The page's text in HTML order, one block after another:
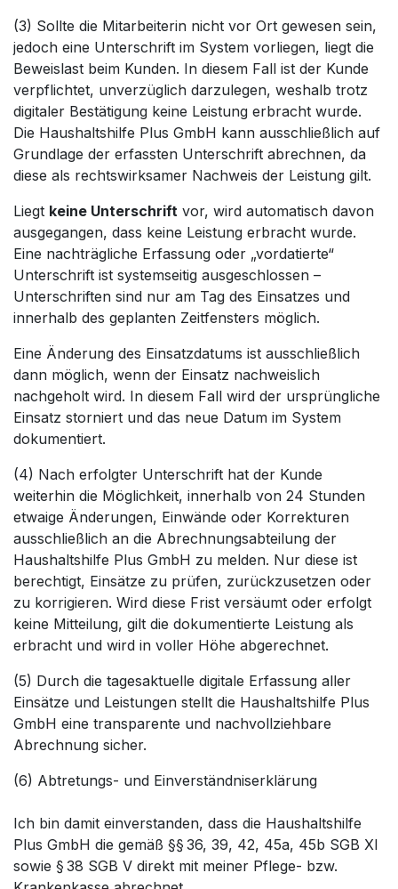
(3) Sollte die Mitarbeiterin nicht vor Ort gewesen sein,
jedoch eine Unterschrift im System vorliegen, liegt die
Beweislast beim Kunden. In diesem Fall ist der Kunde
verpflichtet, unverzüglich darzulegen, weshalb trotz
digitaler Bestätigung keine Leistung erbracht wurde.
Die Haushaltshilfe Plus GmbH kann ausschließlich auf
Grundlage der erfassten Unterschrift abrechnen, da
diese als rechtswirksamer Nachweis der Leistung gilt.
Liegt keine Unterschrift vor, wird automatisch davon
ausgegangen, dass keine Leistung erbracht wurde.
Eine nachträgliche Erfassung oder „vordatierte“
Unterschrift ist systemseitig ausgeschlossen –
Unterschriften sind nur am Tag des Einsatzes und
innerhalb des geplanten Zeitfensters möglich.
Eine Änderung des Einsatzdatums ist ausschließlich
dann möglich, wenn der Einsatz nachweislich
nachgeholt wird. In diesem Fall wird der ursprüngliche
Einsatz storniert und das neue Datum im System
dokumentiert.
(4) Nach erfolgter Unterschrift hat der Kunde
weiterhin die Möglichkeit, innerhalb von 24 Stunden
etwaige Änderungen, Einwände oder Korrekturen
ausschließlich an die Abrechnungsabteilung der
Haushaltshilfe Plus GmbH zu melden. Nur diese ist
berechtigt, Einsätze zu prüfen, zurückzusetzen oder
zu korrigieren. Wird diese Frist versäumt oder erfolgt
keine Mitteilung, gilt die dokumentierte Leistung als
erbracht und wird in voller Höhe abgerechnet.
(5) Durch die tagesaktuelle digitale Erfassung aller
Einsätze und Leistungen stellt die Haushaltshilfe Plus
GmbH eine transparente und nachvollziehbare
Abrechnung sicher.
(6) Abtretungs- und Einverständniserklärung
Ich bin damit einverstanden, dass die Haushaltshilfe
Plus GmbH die gemäß §§ 36, 39, 42, 45a, 45b SGB XI
sowie § 38 SGB V direkt mit meiner Pflege- bzw.